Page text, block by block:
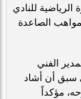
للنادي
الصاعدة
الفني
أن أشاد
مؤكداً